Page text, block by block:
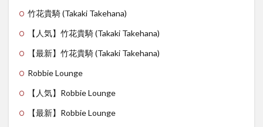
竹花貴騎 (Takaki Takehana)
【人気】竹花貴騎 (Takaki Takehana)
【最新】竹花貴騎 (Takaki Takehana)
Robbie Lounge
【人気】Robbie Lounge
【最新】Robbie Lounge